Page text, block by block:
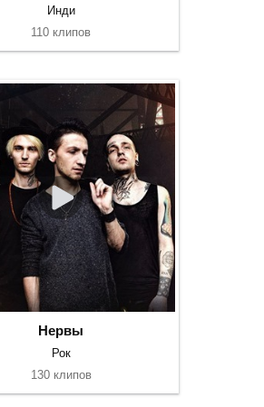
Инди
110 клипов
Нервы
Рок
130 клипов